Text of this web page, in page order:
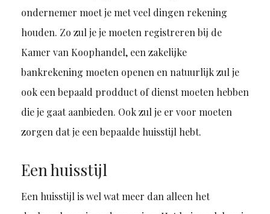
ondernemer moet je met veel dingen rekening
houden. Zo zul je je moeten registreren bij de
Kamer van Koophandel, een zakelijke
bankrekening moeten openen en natuurlijk zul je
ook een bepaald prodduct of dienst moeten hebben
die je gaat aanbieden. Ook zul je er voor moeten
zorgen dat je een bepaalde huisstijl hebt.
Een huisstijl
Een huisstijl is wel wat meer dan alleen het